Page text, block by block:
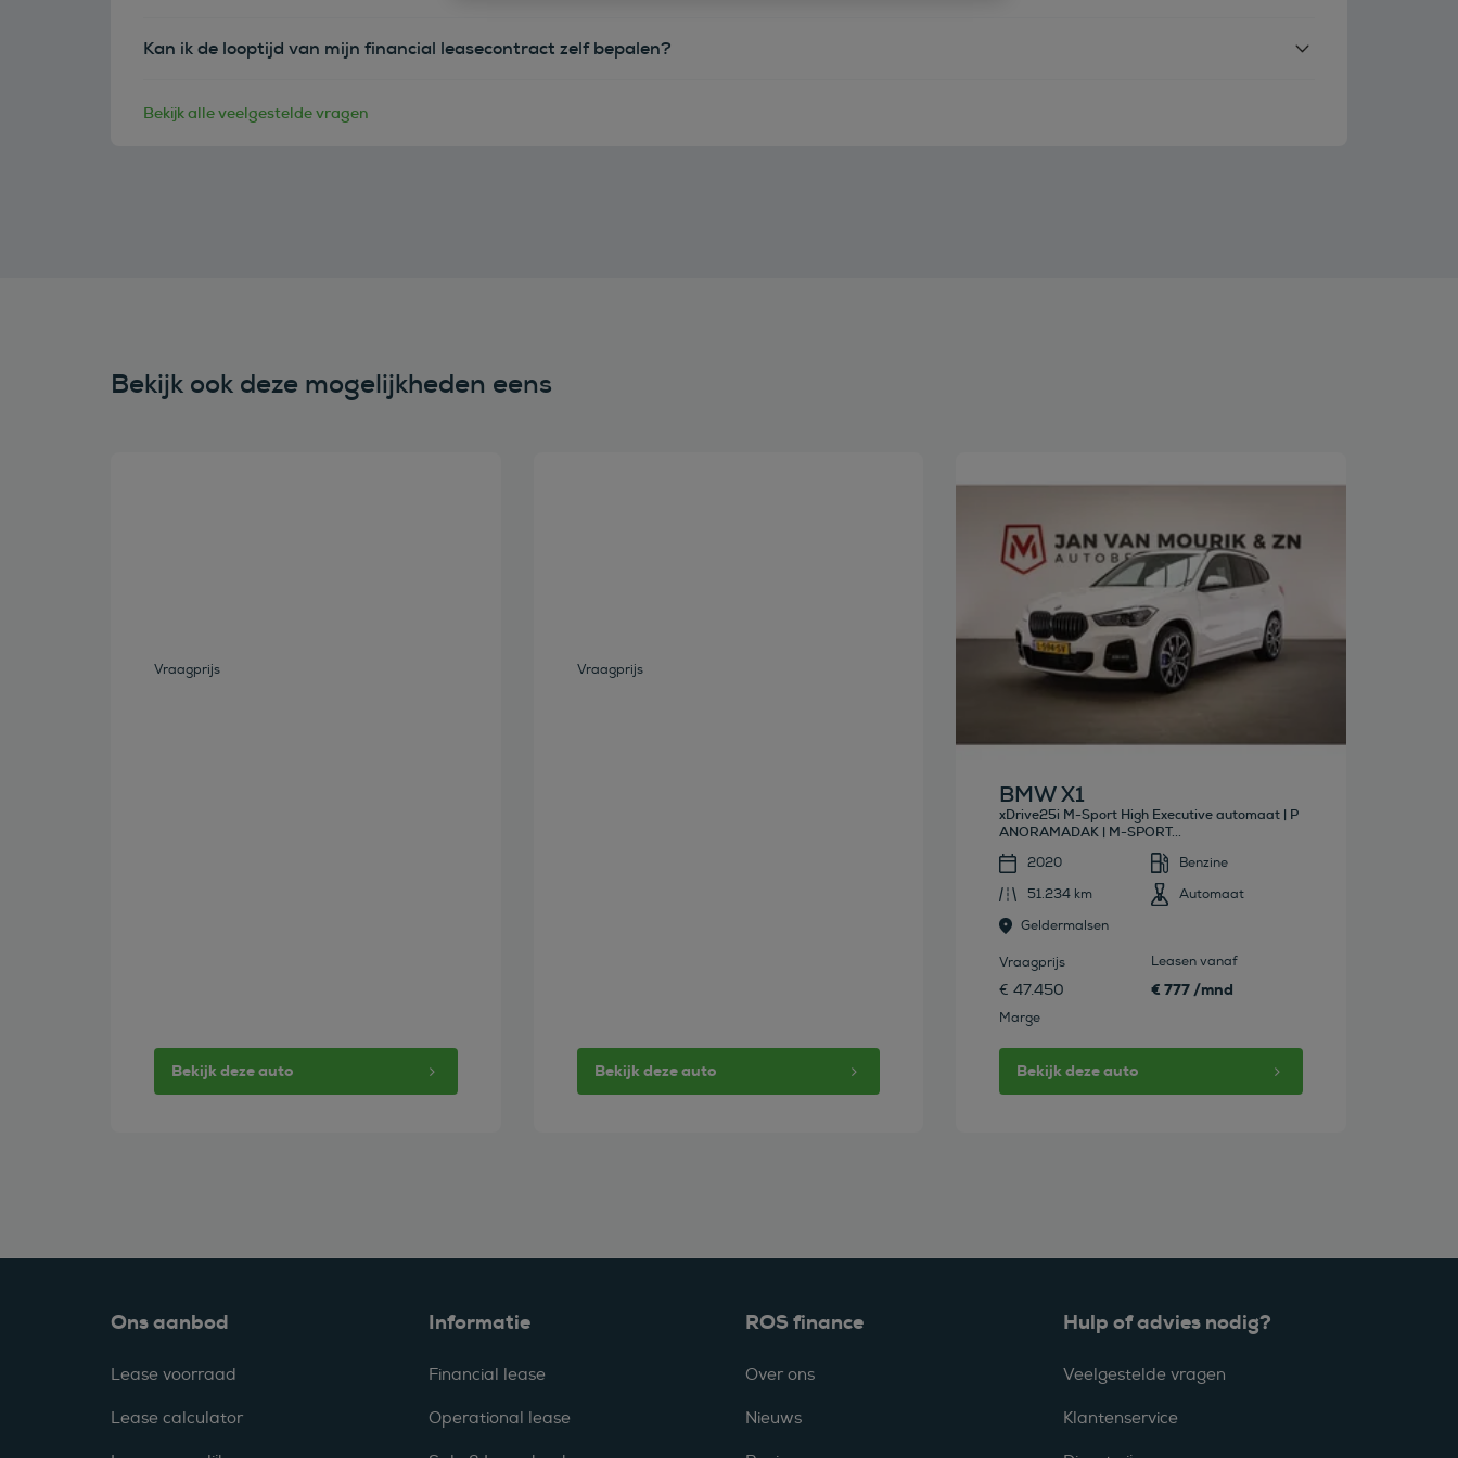
Kan ik de looptijd van mijn financial leasecontract zelf bepalen?
Bekijk alle veelgestelde vragen
Bekijk ook deze mogelijkheden eens
Vraagprijs
Bekijk deze auto
Vraagprijs
Bekijk deze auto
Bekijk deze auto
BMW X1
xDrive25i M-Sport High Executive automaat | P
ANORAMADAK | M-SPORT...
2020
Benzine
51.234 km
Automaat
Geldermalsen
Vraagprijs
€ 47.450
Marge
Leasen vanaf
€ 777 /mnd
Bekijk deze auto
Ons aanbod
Lease voorraad
Lease calculator
Informatie
Financial lease
Operational lease
ROS finance
Over ons
Nieuws
Hulp of advies nodig?
Veelgestelde vragen
Klantenservice